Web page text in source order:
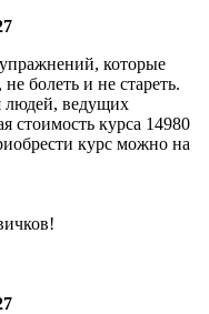
которые
болеть и не стареть.
людей, ведущих
стоимость курса 14980
курс можно на